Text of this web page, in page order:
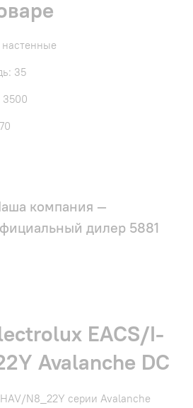
настенные
35
компания —
дилер 5881
EACS/I-
Avalanche DC
N8_22Y серии Avalanche